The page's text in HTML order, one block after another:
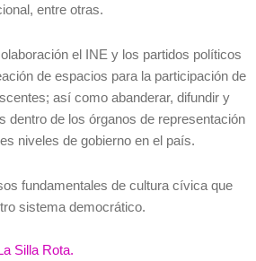
entre otras.
el INE y los partidos políticos
de espacios para la participación de
así como abanderar, difundir y
dentro de los órganos de representación
niveles de gobierno en el país.
fundamentales de cultura cívica que
sistema democrático.
Silla Rota.